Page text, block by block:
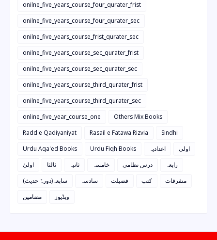
onilne_five_years_course_four_qurater_frist
onilne_five_years_course_four_qurater_sec
onilne_five_years_course_frist_qurater_sec
onilne_five_years_course_sec_qurater_frist
onilne_five_years_course_sec_qurater_sec
onilne_five_years_course_third_qurater_frist
onilne_five_years_course_third_qurater_sec
online_five_year_course_one
Others Mix Books
Radd e Qadiyaniyat
Rasail e Fatawa Rizvia
Sindhi
Urdu Aqa'ed Books
Urdu Fiqh Books اعدادیہ
اولی
اولیٰ
ثالثا ثانیہ خامسہ درس نظامی
رابعہ
سابعہ(دورہٌ حدیث)
سادسہ فضیلت کتب
متفرقات
مضامین
ویڈیوز